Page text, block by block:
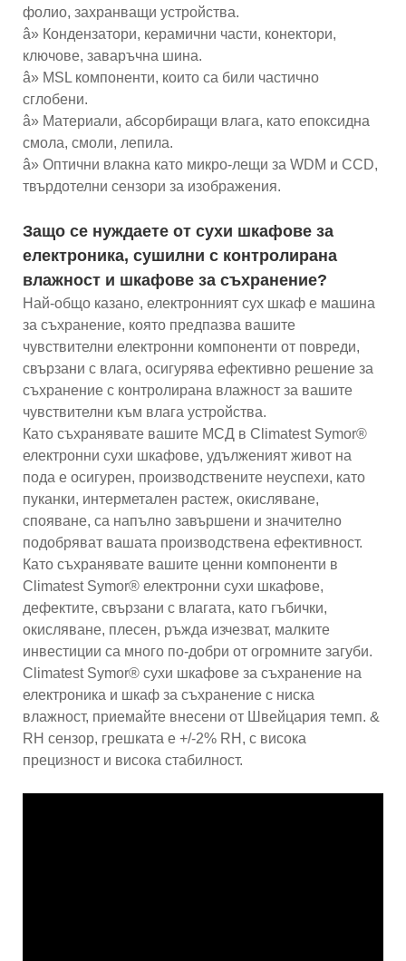
фолио, захранващи устройства.
â» Кондензатори, керамични части, конектори,
ключове, заваръчна шина.
â» MSL компоненти, които са били частично
сглобени.
â» Материали, абсорбиращи влага, като епоксидна
смола, смоли, лепила.
â» Оптични влакна като микро-лещи за WDM и CCD,
твърдотелни сензори за изображения.
Защо се нуждаете от сухи шкафове за
електроника, сушилни с контролирана
влажност и шкафове за съхранение?
Най-общо казано, електронният сух шкаф е машина
за съхранение, която предпазва вашите
чувствителни електронни компоненти от повреди,
свързани с влага, осигурява ефективно решение за
съхранение с контролирана влажност за вашите
чувствителни към влага устройства.
Като съхранявате вашите МСД в Climatest Symor®
електронни сухи шкафове, удълженият живот на
пода е осигурен, производствените неуспехи, като
пуканки, интерметален растеж, окисляване,
спояване, са напълно завършени и значително
подобряват вашата производствена ефективност.
Като съхранявате вашите ценни компоненти в
Climatest Symor® електронни сухи шкафове,
дефектите, свързани с влагата, като гъбички,
окисляване, плесен, ръжда изчезват, малките
инвестиции са много по-добри от огромните загуби.
Climatest Symor® сухи шкафове за съхранение на
електроника и шкаф за съхранение с ниска
влажност, приемайте внесени от Швейцария темп. &
RH сензор, грешката е +/-2% RH, с висока
прецизност и висока стабилност.